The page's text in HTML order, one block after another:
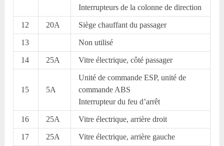
Interrupteurs de la colonne de direction
12 20A Siège chauffant du passager
13 Non utilisé
14 25A Vitre électrique, côté passager
15 5A
Unité de commande ESP, unité de
commande ABS
Interrupteur du feu d’arrêt
16 25A Vitre électrique, arrière droit
17 25A Vitre électrique, arrière gauche